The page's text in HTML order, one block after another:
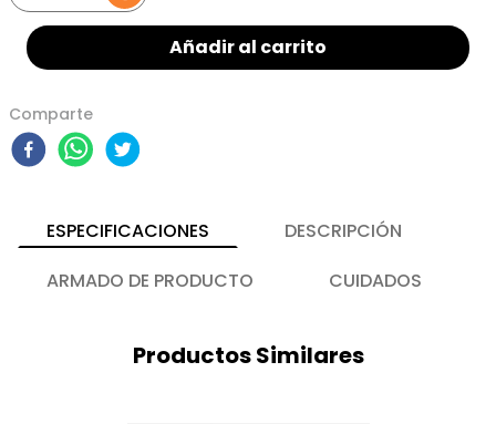
Añadir al carrito
Comparte
ESPECIFICACIONES
DESCRIPCIÓN
ARMADO DE PRODUCTO
CUIDADOS
Productos Similares